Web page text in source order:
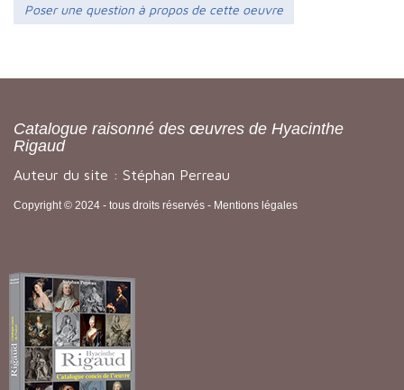
Poser une question à propos de cette oeuvre
Catalogue raisonné des œuvres de Hyacinthe
Rigaud
Auteur du site : Stéphan Perreau
Copyright © 2024 - tous droits réservés - Mentions légales